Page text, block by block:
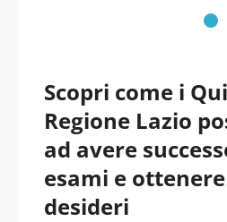
Scopri come i
Regione Lazio
ad avere
esami e
desideri